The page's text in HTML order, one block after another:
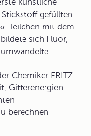
künstliche
gefüllten
Teilchen mit dem
sich Fluor,
Chemiker FRITZ
Gitterenergien
berechnen